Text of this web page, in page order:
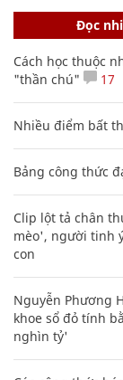
Đọc
Cách học thuộc
"thần chú"
17
Nhiều điểm bất
Bảng công thức
Clip lột tả chân
mèo', người tinh
con
Nguyễn Phương
khoe sổ đỏ tính
nghìn tỷ'